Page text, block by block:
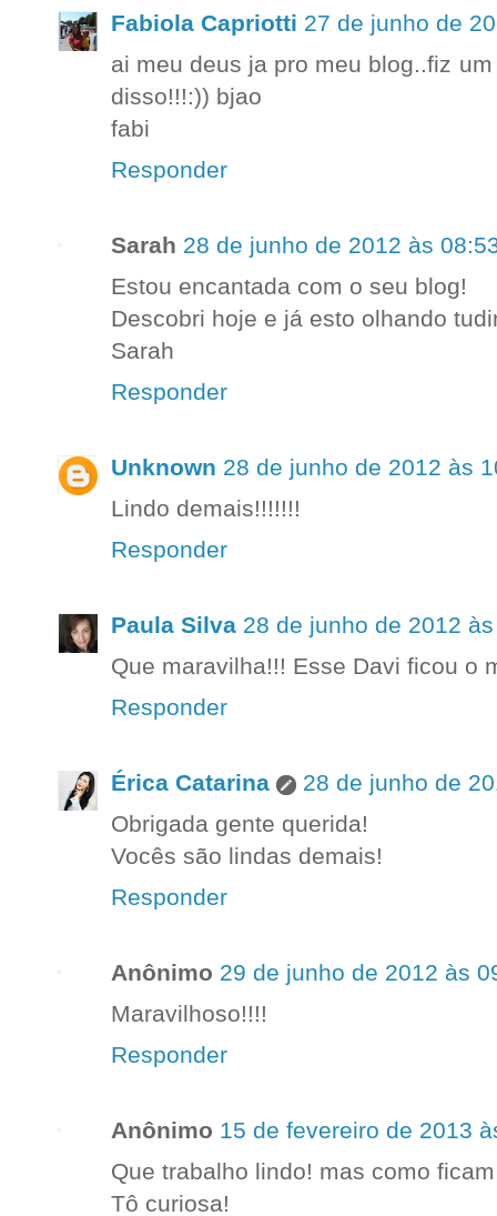
Fabiola Capriotti 27 de junho de
ai meu deus ja pro meu blog..fiz
disso!!!:)) bjao
fabi
Responder
Sarah 28 de junho de 2012 às
Estou encantada com o seu blog!
Descobri hoje e já esto olhando
Sarah
Responder
Unknown 28 de junho de 2012 às
Lindo demais!!!!!!!
Responder
Paula Silva 28 de junho de 2012
Que maravilha!!! Esse Davi ficou o
Responder
Érica Catarina
28 de junho de
Obrigada gente querida!
Vocês são lindas demais!
Responder
Anônimo 29 de junho de 2012 às
Maravilhoso!!!!
Responder
Anônimo 15 de fevereiro de 2013
Que trabalho lindo! mas como
Tô curiosa!